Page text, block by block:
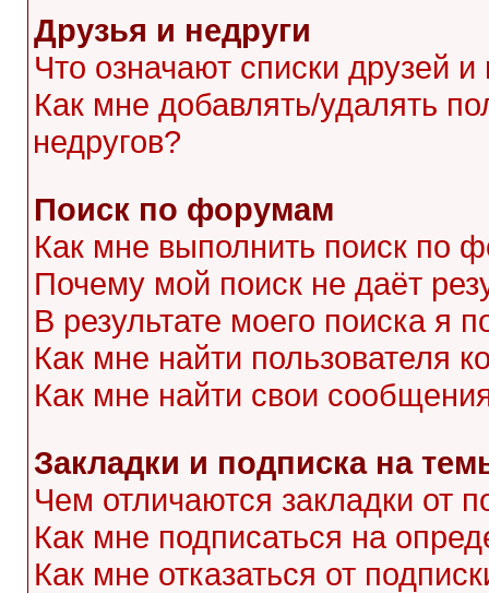
Друзья и недруги
Что означают списки друзей и
Как мне добавлять/удалять
недругов?
Поиск по форумам
Как мне выполнить поиск по
Почему мой поиск не даёт
В результате моего поиска я
Как мне найти пользователя
Как мне найти свои
Закладки и подписка на
Чем отличаются закладки от
Как мне подписаться на
Как мне отказаться от